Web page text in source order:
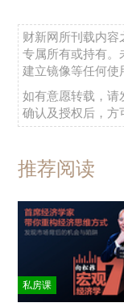
财新网所刊载内容
专属所有或持有。
建立镜像等任何使
如有意愿转载，请
确认及授权后，方
推荐阅读
私房课